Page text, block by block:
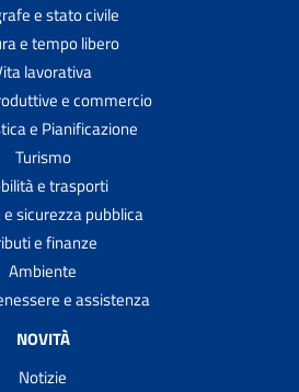
e stato civile
e tempo libero
lavorativa
e commercio
e Pianificazione
Turismo
e trasporti
sicurezza pubblica
e finanze
Ambiente
e assistenza
NOVITÀ
Notizie